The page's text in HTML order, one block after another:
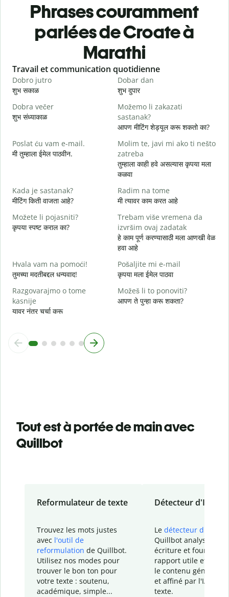
Phrases couramment
parlées de Croate à
Marathi
Slide 1 of 6
Travail et communication quotidienne
Dobro jutro
शुभ सकाळ
Dobar dan
शुभ दुपार
Dobra večer
शुभ संध्याकाळ
Možemo li zakazati
sastanak?
आपण मीटिंग शेड्यूल करू शकतो का?
Poslat ću vam e-mail.
मी तुम्हाला ईमेल पाठवीन.
Molim te, javi mi ako ti nešto
zatreba
तुम्हाला काही हवे असल्यास कृपया मला
कळवा
Kada je sastanak?
मीटिंग किती वाजता आहे?
Radim na tome
मी त्यावर काम करत आहे
Možete li pojasniti?
कृपया स्पष्ट कराल का?
Trebam više vremena da
izvršim ovaj zadatak
हे काम पूर्ण करण्यासाठी मला आणखी वेळ
हवा आहे
Hvala vam na pomoći!
तुमच्या मदतीबद्दल धन्यवाद!
Pošaljite mi e-mail
कृपया मला ईमेल पाठवा
Razgovarajmo o tome
kasnije
यावर नंतर चर्चा करू
Možeš li to ponoviti?
आपण ते पुन्हा करू शकता?
Tout est à portée de main avec
Quillbot
Reformulateur de texte
Trouvez les mots justes
avec l'outil de
reformulation de Quillbot.
Utilisez nos modes pour
trouver le bon ton pour
votre texte : soutenu,
académique, simple...
Détecteur d'IA
Le détecteur d'IA
Quillbot analyse votre
écriture et fournit un
rapport utile et
le contenu généré
et affiné par l'IA
texte.